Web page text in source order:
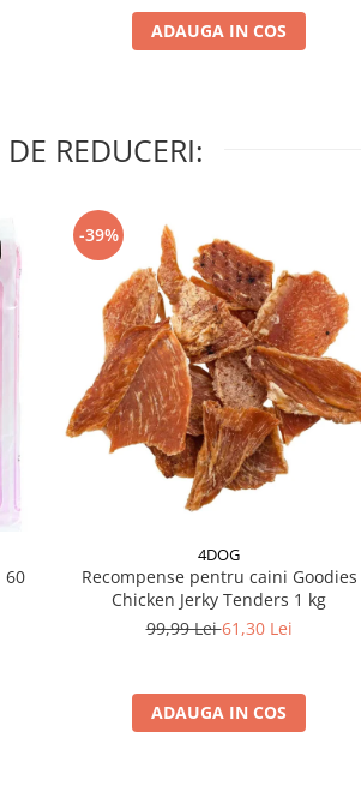
ADAUGA IN COS
REDUCERI:
60
-39%
4DOG
Recompense pentru caini Goodies
Chicken Jerky Tenders 1 kg
99,99 Lei61,30 Lei
ADAUGA IN COS